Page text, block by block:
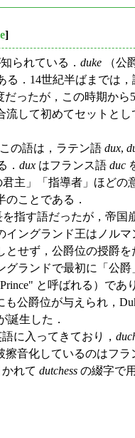
]
られている． duke （公
る．14世紀半ばまでは
ったが，この時期から
して初めてセットと
の語は，ラテン語 dux,
． dux はフランス語 duc
主」「指導者」ほどの
ことである．
指す語だったが，帝国
ングランド王はノル
せず，公爵位の授爵
ランドで最初に「公
と呼ばれる）であ
公爵位が与えられ，
誕生した．
に入ってきており，
擦音化しているのはフ
れて dutchess の綴字で